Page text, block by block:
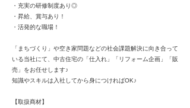
・充実の研修制度あり◎
・昇給、賞与あり！
・活発的な職場！
「まちづくり」や空き家問題などの社会課題解決に向き合って
いる当社にて、中古住宅の「仕入れ」「リフォーム企画」「販
売」をお任せします♪
知識やスキルは入社してから身につければOK♪
【取扱商材】